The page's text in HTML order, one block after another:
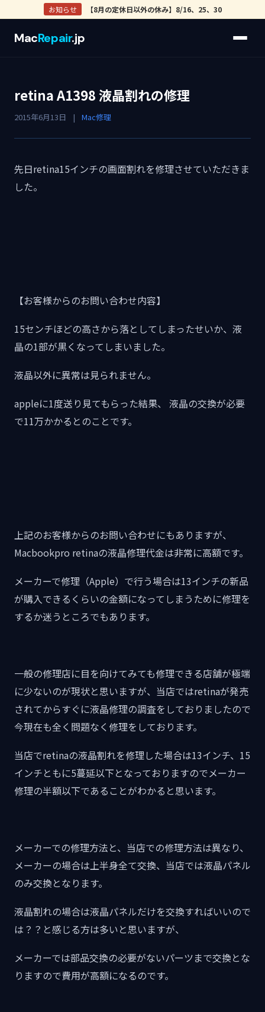
お知らせ 【8月の定休日以外の休み】8/16、25、30
MacRepair.jp
retina A1398 液晶割れの修理
2015年6月13日 | Mac修理
先日retina15インチの画面割れを修理させていただきま
した。
【お客様からのお問い合わせ内容】
15センチほどの高さから落としてしまったせいか、液
晶の1部が黒くなってしまいました。
液晶以外に異常は見られません。
appleに1度送り見てもらった結果、 液晶の交換が必要
で11万かかるとのことです。
上記のお客様からのお問い合わせにもありますが、
Macbookpro retinaの液晶修理代金は非常に高額です。
メーカーで修理（Apple）で行う場合は13インチの新品
が購入できるくらいの金額になってしまうために修理を
するか迷うところでもあります。
一般の修理店に目を向けてみても修理できる店舗が極端
に少ないのが現状と思いますが、当店ではretinaが発売
されてからすぐに液晶修理の調査をしておりましたので
今現在も全く問題なく修理をしております。
当店でretinaの液晶割れを修理した場合は13インチ、15
インチともに5蔓延以下となっておりますのでメーカー
修理の半額以下であることがわかると思います。
メーカーでの修理方法と、当店での修理方法は異なり、
メーカーの場合は上半身全て交換、当店では液晶パネル
のみ交換となります。
液晶割れの場合は液晶パネルだけを交換すればいいので
は？？と感じる方は多いと思いますが、
メーカーでは部品交換の必要がないパーツまで交換とな
りますので費用が高額になるのです。